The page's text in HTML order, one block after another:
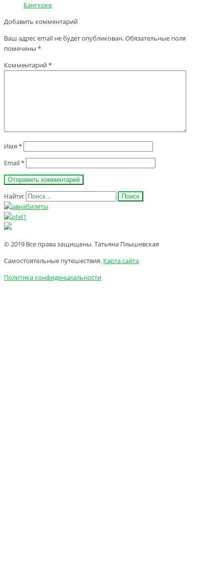
Бангкоке
Добавить комментарий
Ваш адрес email не будет опубликован.Обязательные поля
помечены *
Комментарий*
Имя *
Email*
Найти:
© 2019 Все права защищены. Татьяна Плышевская
Самостоятельные путешествия. Карта сайта
Политика конфиденциальности